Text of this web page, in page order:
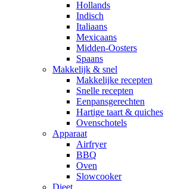
Hollands
Indisch
Italiaans
Mexicaans
Midden-Oosters
Spaans
Makkelijk & snel
Makkelijke recepten
Snelle recepten
Eenpansgerechten
Hartige taart & quiches
Ovenschotels
Apparaat
Airfryer
BBQ
Oven
Slowcooker
Dieet